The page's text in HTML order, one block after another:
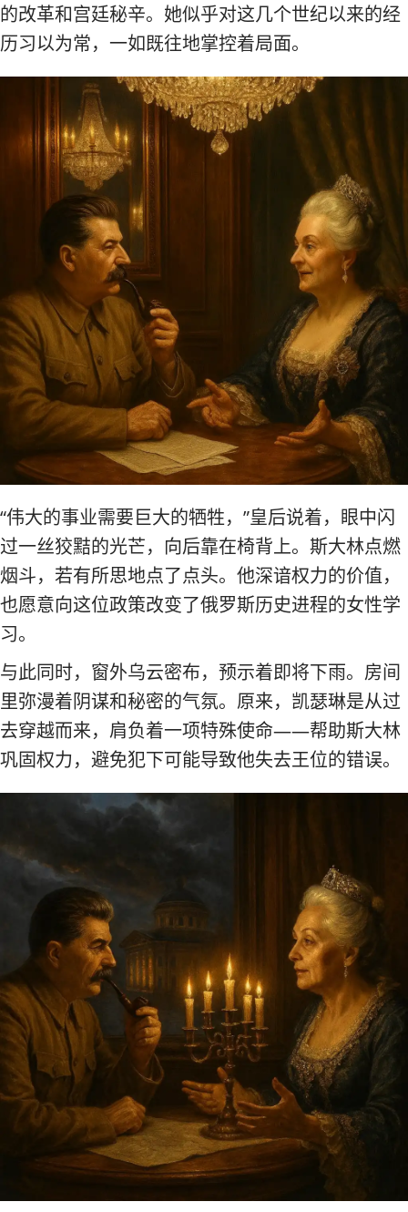
的改革和宫廷秘辛。她似乎对这几个世纪以来的经
历习以为常，一如既往地掌控着局面。
“伟大的事业需要巨大的牺牲，”皇后说着，眼中闪
过一丝狡黠的光芒，向后靠在椅背上。斯大林点燃
烟斗，若有所思地点了点头。他深谙权力的价值，
也愿意向这位政策改变了俄罗斯历史进程的女性学
习。
与此同时，窗外乌云密布，预示着即将下雨。房间
里弥漫着阴谋和秘密的气氛。原来，凯瑟琳是从过
去穿越而来，肩负着一项特殊使命——帮助斯大林
巩固权力，避免犯下可能导致他失去王位的错误。